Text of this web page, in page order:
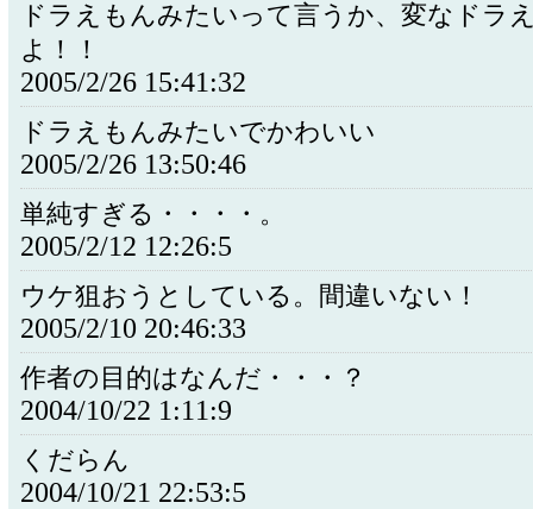
ドラえもんみたいって言うか、変なドラ
よ！！
2005/2/26 15:41:32
ドラえもんみたいでかわいい
2005/2/26 13:50:46
単純すぎる・・・・。
2005/2/12 12:26:5
ウケ狙おうとしている。間違いない！
2005/2/10 20:46:33
作者の目的はなんだ・・・？
2004/10/22 1:11:9
くだらん
2004/10/21 22:53:5